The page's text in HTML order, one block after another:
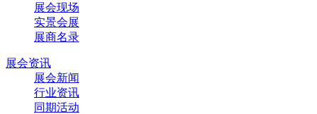
展会现场
实景会展
展商名录
展会资讯
展会新闻
行业资讯
同期活动